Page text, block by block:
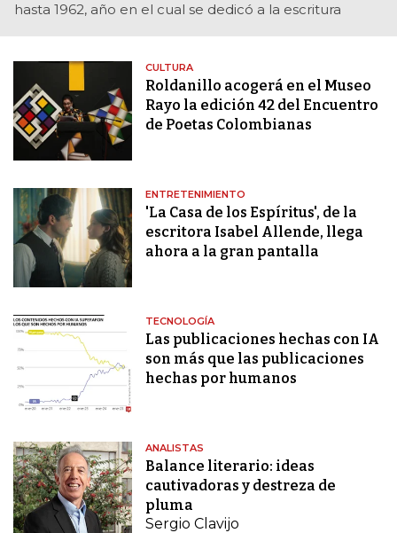
hasta 1962, año en el cual se dedicó a la escritura
CULTURA
Roldanillo acogerá en el Museo
Rayo la edición 42 del Encuentro
de Poetas Colombianas
ENTRETENIMIENTO
'La Casa de los Espíritus', de la
escritora Isabel Allende, llega
ahora a la gran pantalla
TECNOLOGÍA
Las publicaciones hechas con IA
son más que las publicaciones
hechas por humanos
ANALISTAS
Balance literario: ideas
cautivadoras y destreza de
pluma
Sergio Clavijo